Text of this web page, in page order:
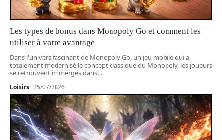
Les types de bonus dans Monopoly Go et comment les
utiliser à votre avantage
Dans l'univers fascinant de Monopoly Go, un jeu mobile qui a
totalement modernisé le concept classique du Monopoly, les joueurs
se retrouvent immergés dans…
Loisirs 25/07/2026